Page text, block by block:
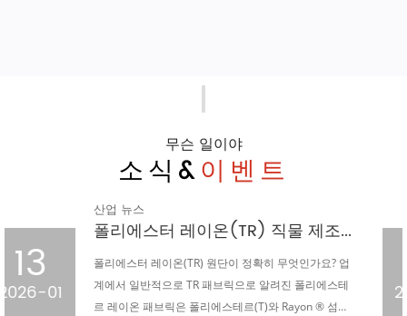
무슨 일이야
소식&이벤트
23
2024-09
산업 뉴스
니트 자카드 물떼새 격자 직물의 성형 및 스텐트 공정
섬유 산업의 광활한 별하늘 속에서 니트 자카드 물떼새
격자 직물은 독특한 패턴 디자인, 절묘한 장인 정신, 우
수한 품질 특성으로 빛나는 별이 되었습니다. 그러나 이